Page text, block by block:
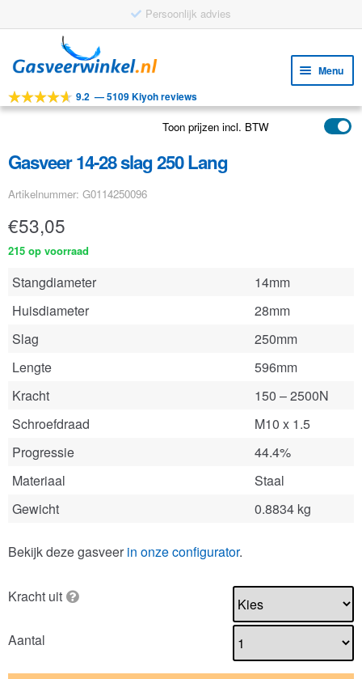
Persoonlijk advies
door
navigatie
naar
inhoud
Menu
Tools
Toepassingen
Klantenservice
FAQ
9.2 —5109 Kiyoh reviews
Toon prijzen incl. BTW
Gasveer 14-28 slag 250 Lang
Artikelnummer: G0114250096
€53,05
215 op voorraad
Stangdiameter
14mm
Huisdiameter
28mm
Slag
250mm
Lengte
596mm
Kracht
150 – 2500N
Schroefdraad
M10 x 1.5
Progressie
44.4%
Materiaal
Staal
Gewicht
0.8834 kg
Bekijk deze gasveer in onze configurator.
Kracht uit
Aantal